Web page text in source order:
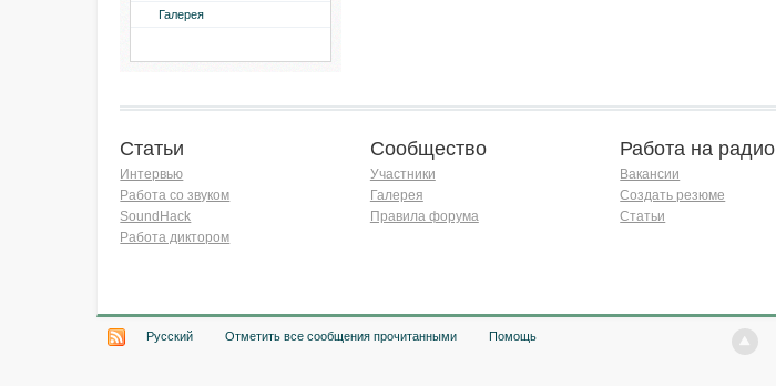
Галерея
Статьи
Интервью
Работа со звуком
SoundHack
Работа диктором
Сообщество
Участники
Галерея
Правила форума
Работа на радио
Вакансии
Создать резюме
Статьи
Русский Отметить все сообщения прочитанными Помощь